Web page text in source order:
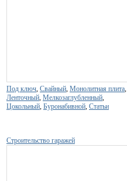
Под ключ, Свайный, Монолитная плита,
Ленточный, Мелкозаглубленный,
Цокольный, Буронабивной, Статьи
Строительство гаражей